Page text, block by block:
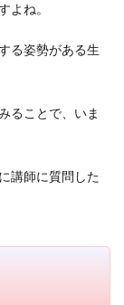
よね。
る姿勢がある生
ることで、いま
講師に質問した